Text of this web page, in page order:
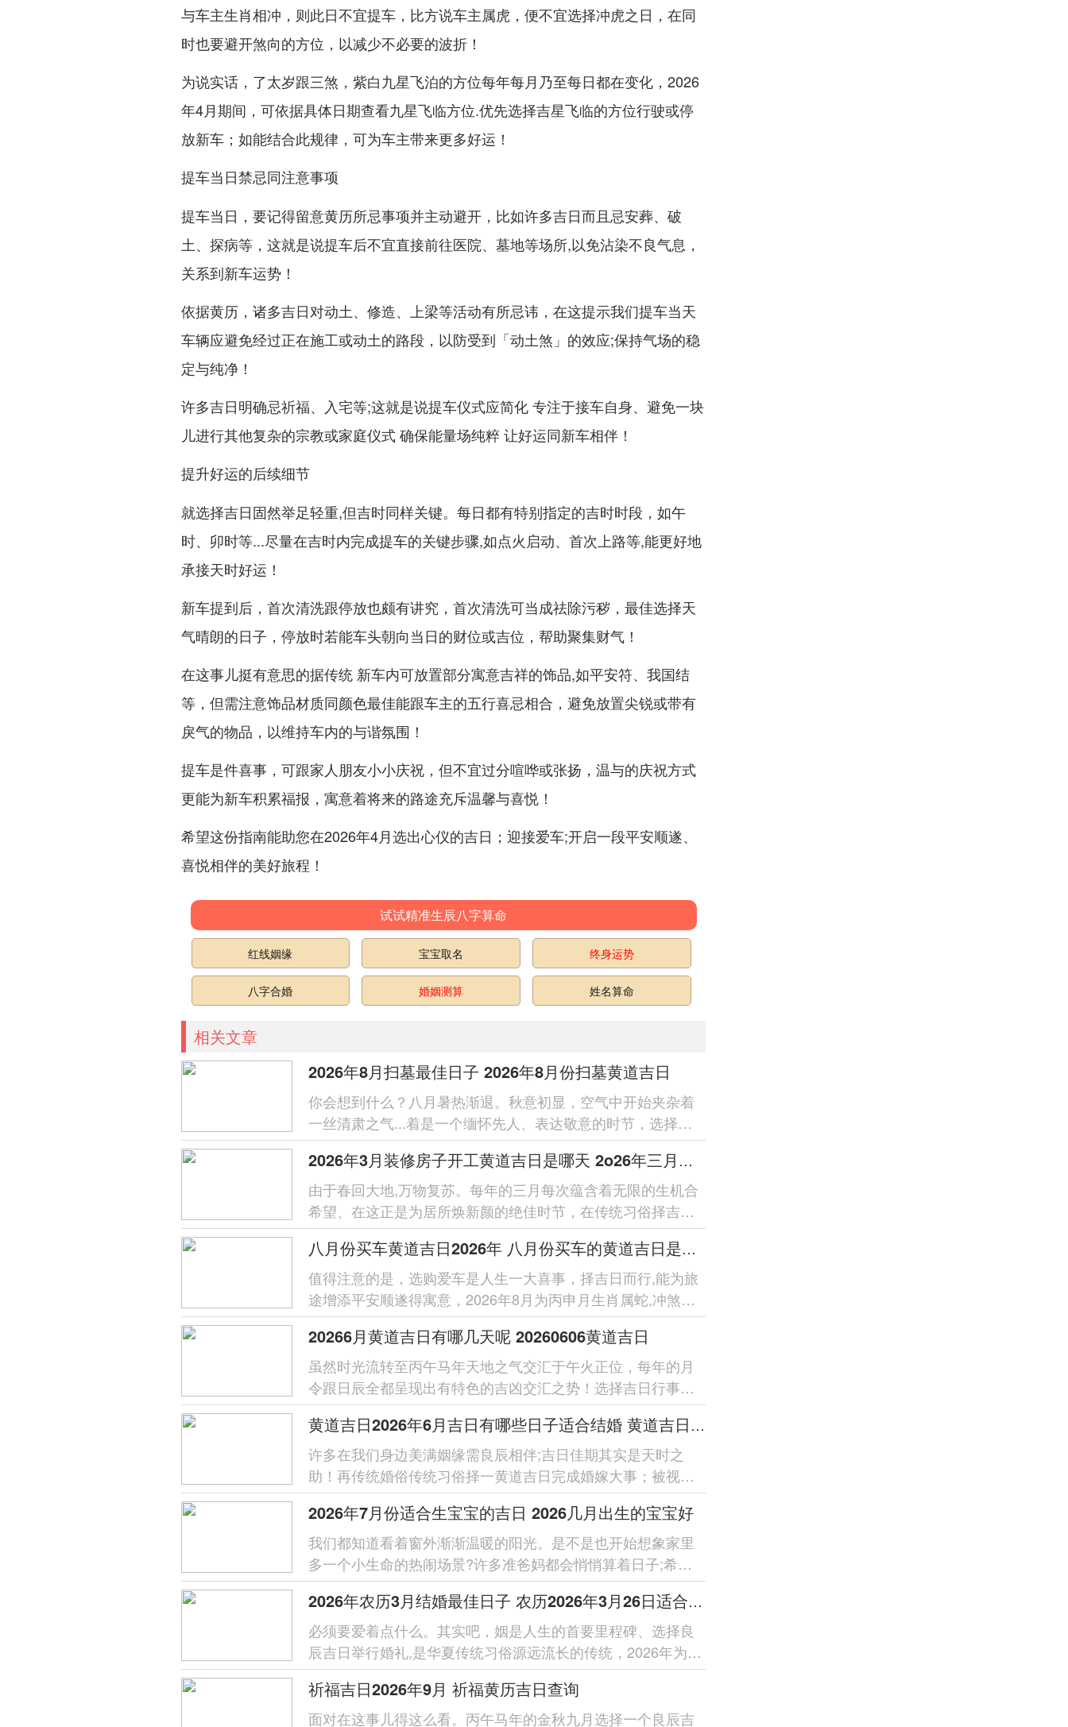
与车主生肖相冲，则此日不宜提车，比方说车主属虎，便不宜选择冲虎之日，在同
时也要避开煞向的方位，以减少不必要的波折！
为说实话，了太岁跟三煞，紫白九星飞泊的方位每年每月乃至每日都在变化，2026
年4月期间，可依据具体日期查看九星飞临方位.优先选择吉星飞临的方位行驶或停
放新车；如能结合此规律，可为车主带来更多好运！
提车当日禁忌同注意事项
提车当日，要记得留意黄历所忌事项并主动避开，比如许多吉日而且忌安葬、破
土、探病等，这就是说提车后不宜直接前往医院、墓地等场所,以免沾染不良气息，
关系到新车运势！
依据黄历，诸多吉日对动土、修造、上梁等活动有所忌讳，在这提示我们提车当天
车辆应避免经过正在施工或动土的路段，以防受到「动土煞」的效应;保持气场的稳
定与纯净！
许多吉日明确忌祈福、入宅等;这就是说提车仪式应简化 专注于接车自身、避免一块
儿进行其他复杂的宗教或家庭仪式 确保能量场纯粹 让好运同新车相伴！
提升好运的后续细节
就选择吉日固然举足轻重,但吉时同样关键。每日都有特别指定的吉时时段，如午
时、卯时等...尽量在吉时内完成提车的关键步骤,如点火启动、首次上路等,能更好地
承接天时好运！
新车提到后，首次清洗跟停放也颇有讲究，首次清洗可当成祛除污秽，最佳选择天
气晴朗的日子，停放时若能车头朝向当日的财位或吉位，帮助聚集财气！
在这事儿挺有意思的据传统 新车内可放置部分寓意吉祥的饰品,如平安符、我国结
等，但需注意饰品材质同颜色最佳能跟车主的五行喜忌相合，避免放置尖锐或带有
戾气的物品，以维持车内的与谐氛围！
提车是件喜事，可跟家人朋友小小庆祝，但不宜过分喧哗或张扬，温与的庆祝方式
更能为新车积累福报，寓意着将来的路途充斥温馨与喜悦！
希望这份指南能助您在2026年4月选出心仪的吉日；迎接爱车;开启一段平安顺遂、
喜悦相伴的美好旅程！
试试精准生辰八字算命
红线姻缘 宝宝取名 终身运势
八字合婚 婚姻测算 姓名算命
相关文章
2026年8月扫墓最佳日子 2026年8月份扫墓黄道吉日
你会想到什么？八月暑热渐退。秋意初显，空气中开始夹杂着
一丝清肃之气...着是一个缅怀先人、表达敬意的时节，选择一
個适宜的日子进行祭扫，既是遵...
2026年3月装修房子开工黄道吉日是哪天 2o26年三月装修房子那天开工好
由于春回大地,万物复苏。每年的三月每次蕴含着无限的生机合
希望、在这正是为居所焕新颜的绝佳时节，在传统习俗择吉日
而动，是许多首要事务的开...
八月份买车黄道吉日2026年 八月份买车的黄道吉日是几号
值得注意的是，选购爱车是人生一大喜事，择吉日而行,能为旅
途增添平安顺遂得寓意，2026年8月为丙申月生肖属蛇,冲煞日
为与蛇相冲之日。 八月份买车...
20266月黄道吉日有哪几天呢 20260606黄道吉日
虽然时光流转至丙午马年天地之气交汇于午火正位，每年的月
令跟日辰全都呈现出有特色的吉凶交汇之势！选择吉日行事，
是顺应天时地利以求人跟的传统...
黄道吉日2026年6月吉日有哪些日子适合结婚 黄道吉日2026结婚吉日有哪些
许多在我们身边美满姻缘需良辰相伴;吉日佳期其实是天时之
助！再传统婚俗传统习俗择一黄道吉日完成婚嫁大事；被视为
关乎新人未来幸福同家宅安宁...
2026年7月份适合生宝宝的吉日 2026几月出生的宝宝好
我们都知道看着窗外渐渐温暖的阳光。是不是也开始想象家里
多一个小生命的热闹场景?许多准爸妈都会悄悄算着日子;希望
给宝宝选一个最佳的出生...
2026年农历3月结婚最佳日子 农历2026年3月26日适合结婚吗
必须要爱着点什么。其实吧，姻是人生的首要里程碑、选择良
辰吉日举行婚礼,是华夏传统习俗源远流长的传统，2026年为农
历丙午马年天干丙属阳火；的...
祈福吉日2026年9月 祈福黄历吉日查询
面对在这事儿得这么看。丙午马年的金秋九月选择一个良辰吉